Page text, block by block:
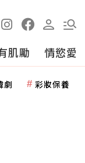
肌勵 情慾愛
劇 彩妝保養